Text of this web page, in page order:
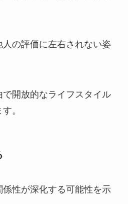
の評価に左右されない姿
開放的なライフスタイル
。
性が深化する可能性を示